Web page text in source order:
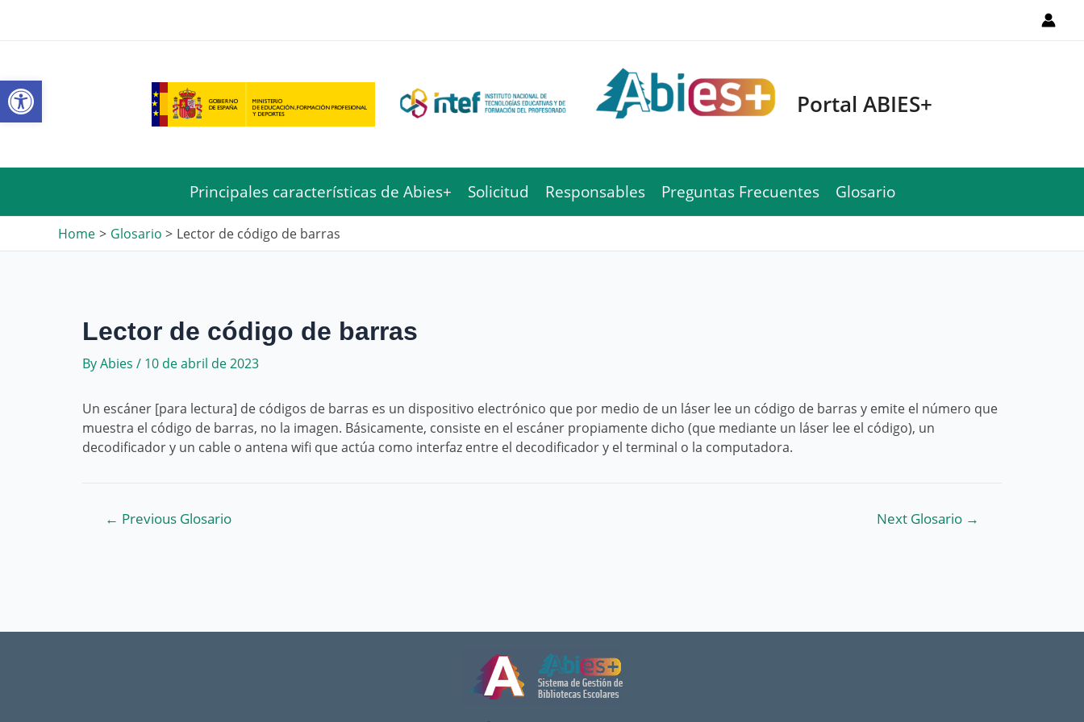
Open toolbar Portal ABIES+
Principales características de Abies+ Solicitud Responsables Preguntas Frecuentes Glosario
Home Glosario Lector de código de barras
Lector de código de barras
ByAbies / 10 de abril de 2023
Un escáner [para lectura] de códigos de barras es un dispositivo electrónico que por medio de un láser lee un código de barras y emite el número que
muestra el código de barras, no la imagen. Básicamente, consiste en el escáner propiamente dicho (que mediante un láser lee el código), un
decodificador y un cable o antena wifi que actúa como interfaz entre el decodificador y el terminal o la computadora.
Navegación
← Previous Glosario Next Glosario →